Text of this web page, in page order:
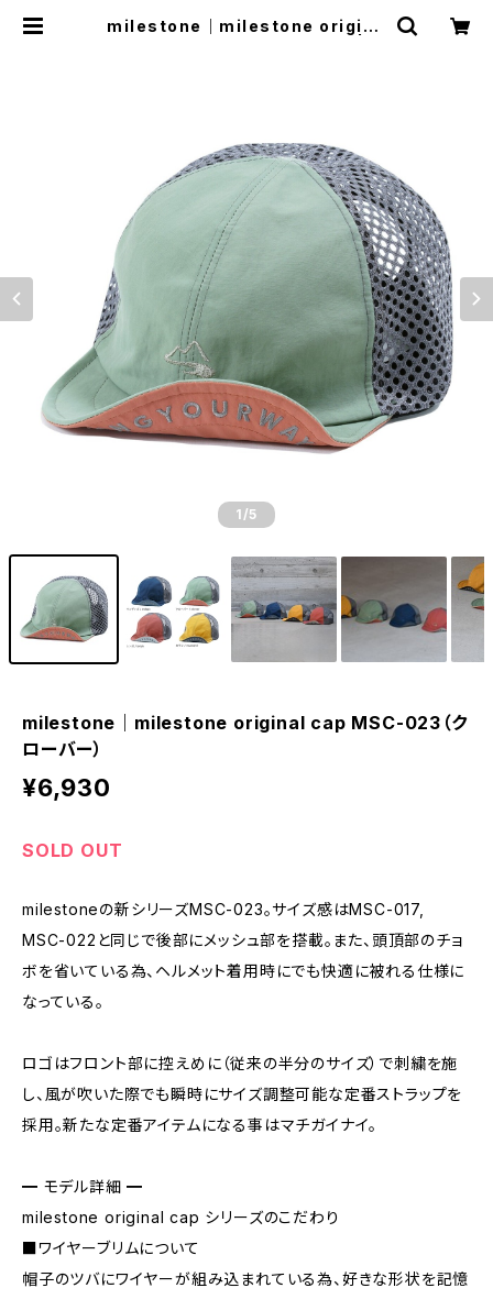
milestone｜milestone origina
1 /5
milestone｜milestone original cap MSC-023（ク
ローバー）
¥6,930
SOLD OUT
milestoneの新シリーズMSC-023。サイズ感はMSC-017,
MSC-022と同じで後部にメッシュ部を搭載。また、頭頂部のチョ
ボを省いている為、ヘルメット着用時にでも快適に被れる仕様に
なっている。
ロゴはフロント部に控えめに（従来の半分のサイズ）で刺繍を施
し、風が吹いた際でも瞬時にサイズ調整可能な定番ストラップを
採用。新たな定番アイテムになる事はマチガイナイ。
━ モデル詳細 ━
milestone original cap シリーズのこだわり
■ワイヤーブリムについて
帽子のツバにワイヤーが組み込まれている為、好きな形状を記憶